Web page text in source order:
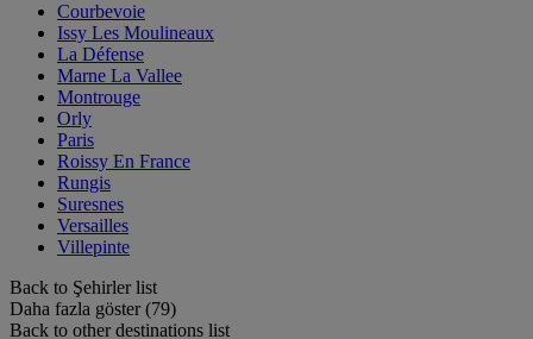
Courbevoie
Issy Les Moulineaux
La Défense
Marne La Vallee
Montrouge
Orly
Paris
Roissy En France
Rungis
Suresnes
Versailles
Villepinte
Back to Şehirler list
Daha fazla göster (79)
Back to other destinations list